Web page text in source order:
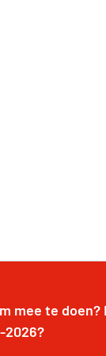
mee te
2026?